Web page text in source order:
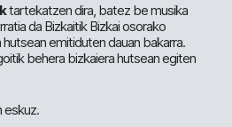
tartekatzen dira, batez be musika
da Bizkaitik Bizkai osorako
emitiduten dauan bakarra.
behera bizkaiera hutsean egiten
eskuz.